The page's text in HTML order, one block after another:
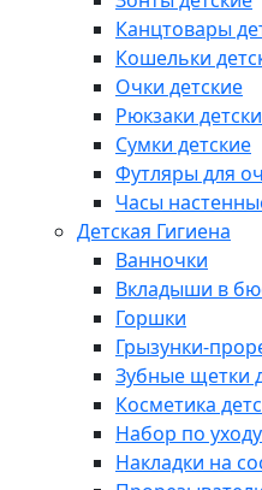
Канцтовары
Кошельки
Очки детские
Рюкзаки
Сумки детские
Футляры для
Часы
Детская Гигиена
Ванночки
Вкладыши в
Горшки
Грызунки-
Зубные щетки
Косметика
Набор по
Накладки на